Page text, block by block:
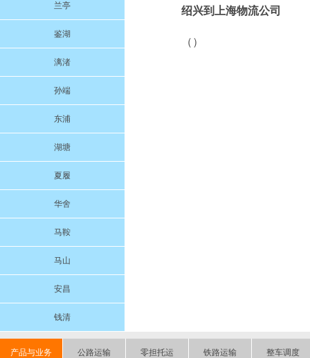
兰亭
鉴湖
漓渚
孙端
东浦
湖塘
夏履
华舍
马鞍
马山
安昌
钱清
绍兴到上海物流公司
（）
产品与业务 公路运输 零担托运 铁路运输 整车调度